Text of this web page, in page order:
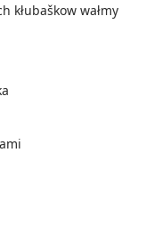
kłubaškow wałmy